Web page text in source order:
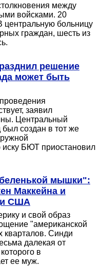
между
войсками. 20
центральную больницу
граждан, шесть из
решение
может быть
заявил
Центральный
создан в тот же
иску БЮТ приостановил
мышки":
Маккейна и
США
и свой образ
"американской
Синди
далекая от
в
ее муж.